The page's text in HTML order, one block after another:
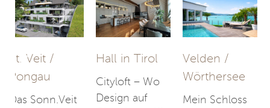
St. Veit /
Pongau
Das Sonn.Veit
Hall in Tirol
Cityloft – Wo
Design auf
Velden /
Wörthersee
Mein Schloss